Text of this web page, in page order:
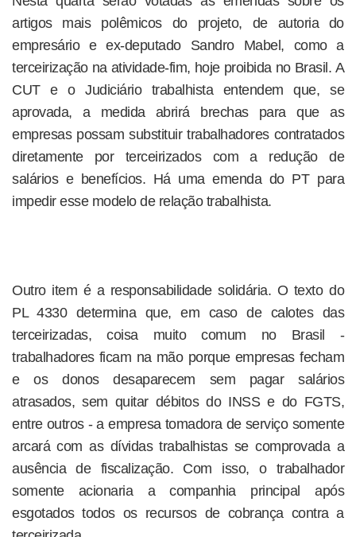
artigos mais polêmicos do projeto, de autoria do
empresário e ex-deputado Sandro Mabel, como a
terceirização na atividade-fim, hoje proibida no Brasil. A
CUT e o Judiciário trabalhista entendem que, se
aprovada, a medida abrirá brechas para que as
empresas possam substituir trabalhadores contratados
diretamente por terceirizados com a redução de
salários e benefícios. Há uma emenda do PT para
impedir esse modelo de relação trabalhista.
Outro item é a responsabilidade solidária. O texto do
PL 4330 determina que, em caso de calotes das
terceirizadas, coisa muito comum no Brasil -
trabalhadores ficam na mão porque empresas fecham
e os donos desaparecem sem pagar salários
atrasados, sem quitar débitos do INSS e do FGTS,
entre outros - a empresa tomadora de serviço somente
arcará com as dívidas trabalhistas se comprovada a
ausência de fiscalização. Com isso, o trabalhador
somente acionaria a companhia principal após
esgotados todos os recursos de cobrança contra a